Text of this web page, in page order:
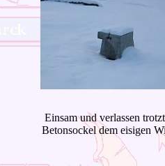
Einsam und verlassen
Betonsockel dem eisigen